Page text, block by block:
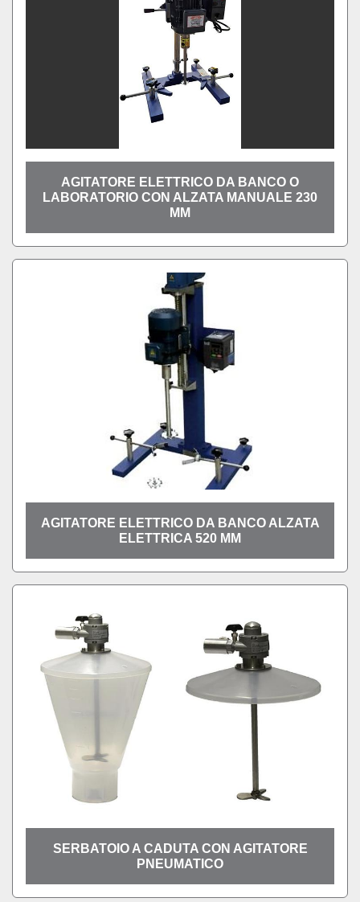
AGITATORE ELETTRICO DA BANCO O
LABORATORIO CON ALZATA MANUALE 230
MM
AGITATORE ELETTRICO DA BANCO ALZATA
ELETTRICA 520 MM
SERBATOIO A CADUTA CON AGITATORE
PNEUMATICO